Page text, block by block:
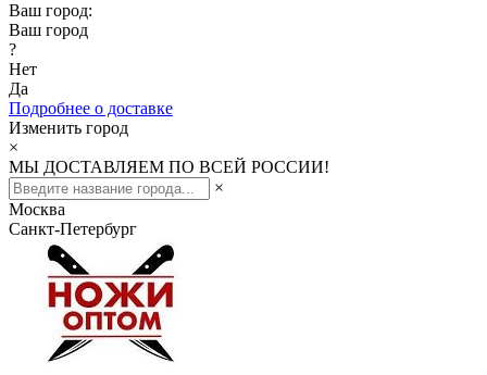
Ваш город:
Ваш город
?
Нет
Да
Подробнее о доставке
Изменить город
×
МЫ ДОСТАВЛЯЕМ ПО ВСЕЙ РОССИИ!
×
Москва
Санкт-Петербург